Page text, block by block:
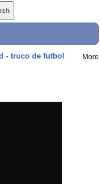
- truco de futbol More